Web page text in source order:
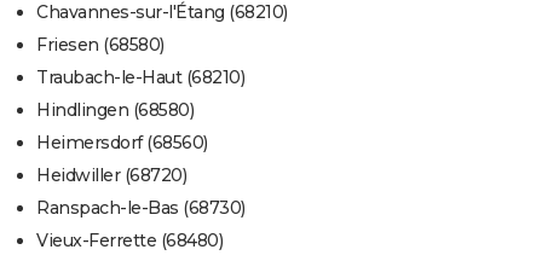
Chavannes-sur-l'Étang (68210)
Friesen (68580)
Traubach-le-Haut (68210)
Hindlingen (68580)
Heimersdorf (68560)
Heidwiller (68720)
Ranspach-le-Bas (68730)
Vieux-Ferrette (68480)